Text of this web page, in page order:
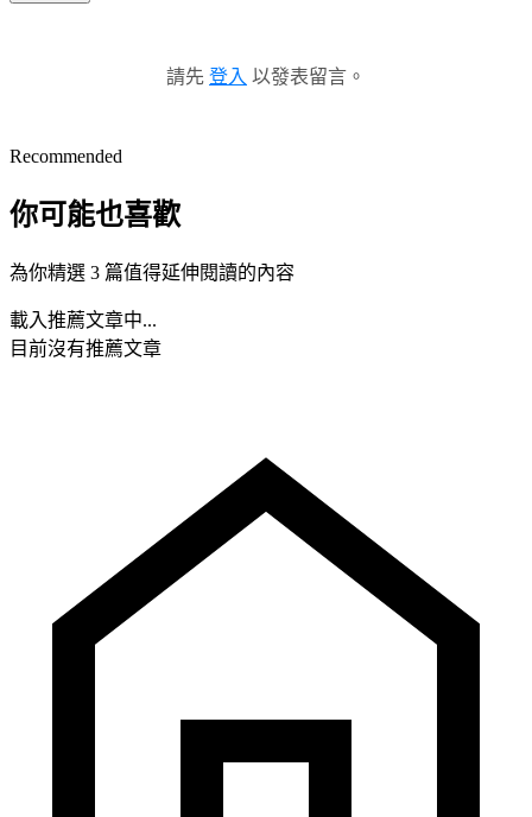
請先 登入 以發表留言。
Recommended
你可能也喜歡
為你精選 3 篇值得延伸閱讀的內容
載入推薦文章中...
目前沒有推薦文章